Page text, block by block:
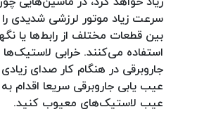
سرعت زیاد موتور لرزشی شدیدی را
بین قطعات مختلف از رابط‌ها یا
استفاده می‌کنند. خرابی
جاروبرقی در هنگام کار صدای
عیب یابی جاروبرقی سریعا اقدام
عیب لاستیک‌های معیوب کنید.